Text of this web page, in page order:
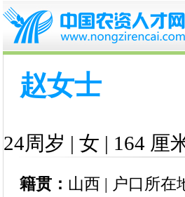
赵女士
24周岁 | 女 | 164 厘
籍贯： 山西 | 户口所在